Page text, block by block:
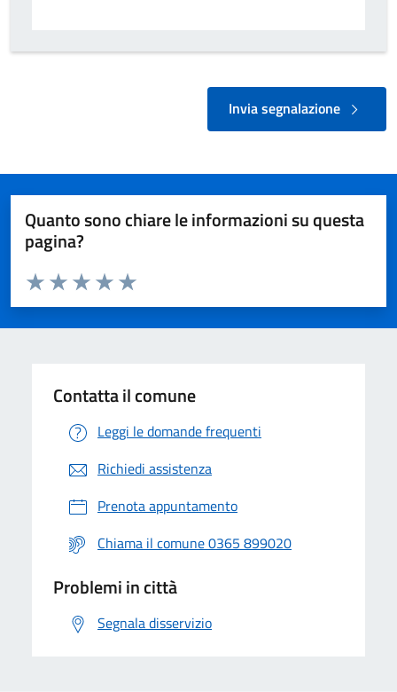
Invia segnalazione
Quanto sono chiare le informazioni su questa
pagina?
Valuta da 1 a 5 stelle la pagina
Valuta 5 stelle su 5
Valuta 4 stelle su 5
Valuta 3 stelle su 5
Valuta 2 stelle su 5
Valuta 1 stelle su 5
Contatta il comune
Leggi le domande frequenti
Richiedi assistenza
Prenota appuntamento
Chiama il comune 0365 899020
Problemi in città
Segnala disservizio